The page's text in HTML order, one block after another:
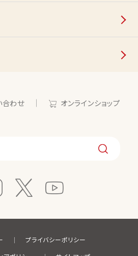
合わせ オンラインショップ
プライバシーポリシー